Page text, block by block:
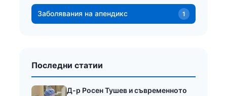
Заболявания на апендикс 1
Последни статии
Д-р Росен Тушев и съвременното